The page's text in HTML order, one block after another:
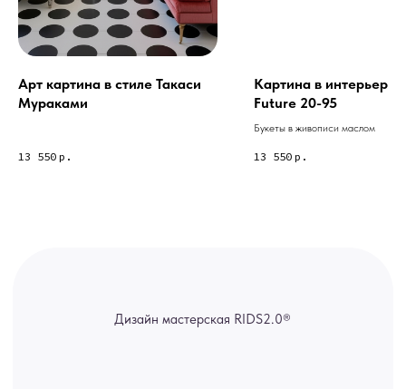
Арт картина в стиле Такаси
Мураками
13 550 р.
Картина в интерьер
Future 20-95
Букеты в живописи маслом
13 550 р.
изделия на заказ
ridsloft@gmail.com
+7 958 581 3200